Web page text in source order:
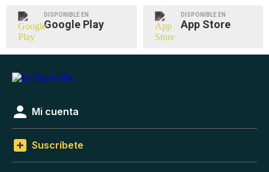
DISPONIBLE EN
Google Play
DISPONIBLE EN
App Store
Mi cuenta
Suscríbete